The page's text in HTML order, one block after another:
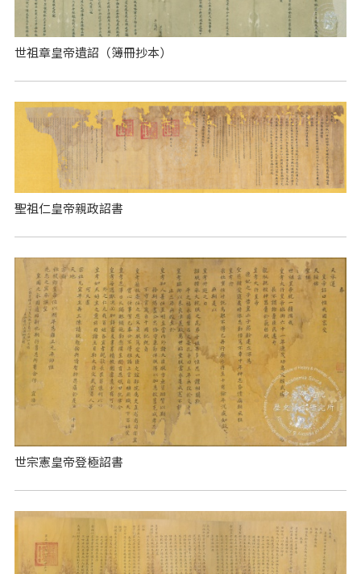
世祖章皇帝遺詔（簿冊抄本）
聖祖仁皇帝親政詔書
世宗憲皇帝登極詔書